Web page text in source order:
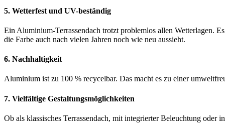
5. Wetterfest und UV-beständig
Ein Aluminium-Terrassendach trotzt problemlos allen Wetterlagen.
die Farbe auch nach vielen Jahren noch wie neu aussieht.
6. Nachhaltigkeit
Aluminium ist zu 100 % recycelbar. Das macht es zu einer
7. Vielfältige Gestaltungsmöglichkeiten
Ob als klassisches Terrassendach, mit integrierter Beleuchtung